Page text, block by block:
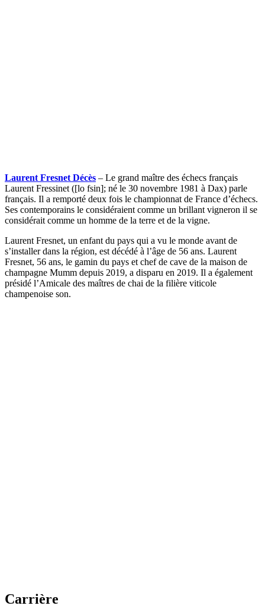
Laurent Fresnet Décès – Le grand maître des échecs français
Laurent Fressinet ([lo fsin]; né le 30 novembre 1981 à Dax) parle
français. Il a remporté deux fois le championnat de France d’échecs.
Ses contemporains le considéraient comme un brillant vigneron il se
considérait comme un homme de la terre et de la vigne.
Laurent Fresnet, un enfant du pays qui a vu le monde avant de
s’installer dans la région, est décédé à l’âge de 56 ans. Laurent
Fresnet, 56 ans, le gamin du pays et chef de cave de la maison de
champagne Mumm depuis 2019, a disparu en 2019. Il a également
présidé l’Amicale des maîtres de chai de la filière viticole
champenoise son.
Carrière